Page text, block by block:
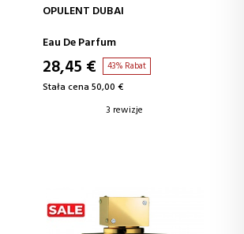
DODAJ DO KOSZYKA
OPULENT DUBAI
Eau De Parfum
28,45 € 43% Rabat
Stała cena 50,00 €
3 rewizje